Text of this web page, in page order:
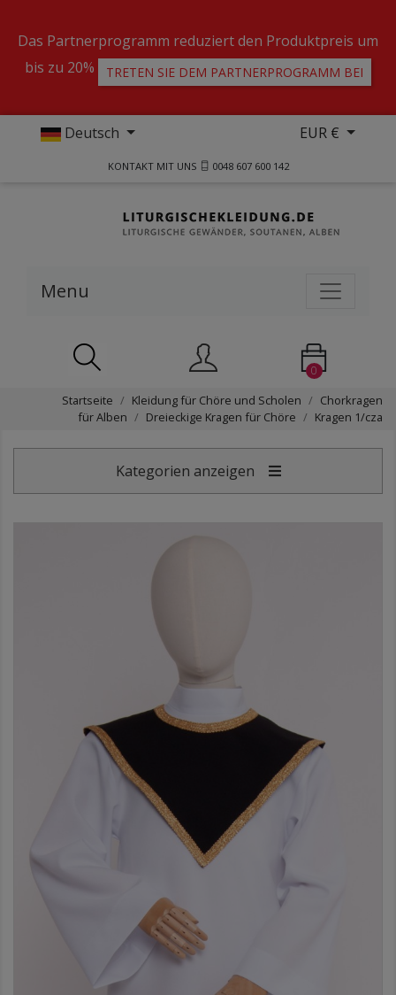
Das Partnerprogramm reduziert den Produktpreis um
bis zu 20%
TRETEN SIE DEM PARTNERPROGRAMM BEI
Deutsch EUR €
KONTAKT MIT UNS 0048 607 600 142
Menu
0
Startseite Kleidung für Chöre und Scholen
Chorkragen
für Alben
Dreieckige Kragen für Chöre Kragen 1/cza
Kategorien anzeigen